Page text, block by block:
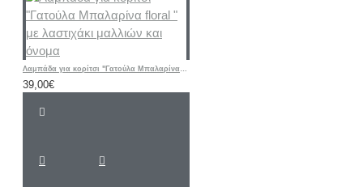
Λαμπάδα για κορίτσι "Γατούλα Μπαλαρίνα floral " με λαστιχάκι μαλλιών και όνομα
39,00€